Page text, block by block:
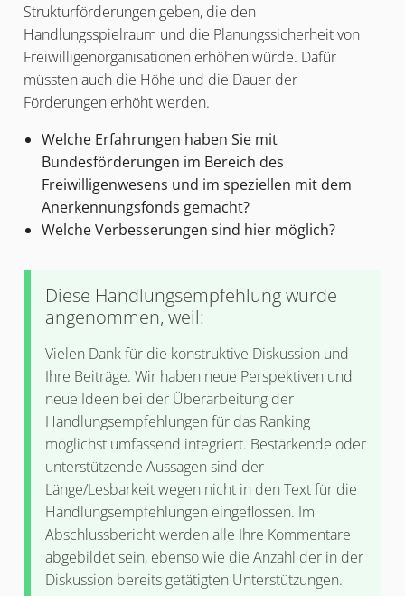
Strukturförderungen geben, die den
Handlungsspielraum und die Planungssicherheit von
Freiwilligenorganisationen erhöhen würde. Dafür
müssten auch die Höhe und die Dauer der
Förderungen erhöht werden.
Welche Erfahrungen haben Sie mit
Bundesförderungen im Bereich des
Freiwilligenwesens und im speziellen mit dem
Anerkennungsfonds gemacht?
Welche Verbesserungen sind hier möglich?
Diese Handlungsempfehlung wurde
angenommen, weil:
Vielen Dank für die konstruktive Diskussion und
Ihre Beiträge. Wir haben neue Perspektiven und
neue Ideen bei der Überarbeitung der
Handlungsempfehlungen für das Ranking
möglichst umfassend integriert. Bestärkende oder
unterstützende Aussagen sind der
Länge/Lesbarkeit wegen nicht in den Text für die
Handlungsempfehlungen eingeflossen. Im
Abschlussbericht werden alle Ihre Kommentare
abgebildet sein, ebenso wie die Anzahl der in der
Diskussion bereits getätigten Unterstützungen.